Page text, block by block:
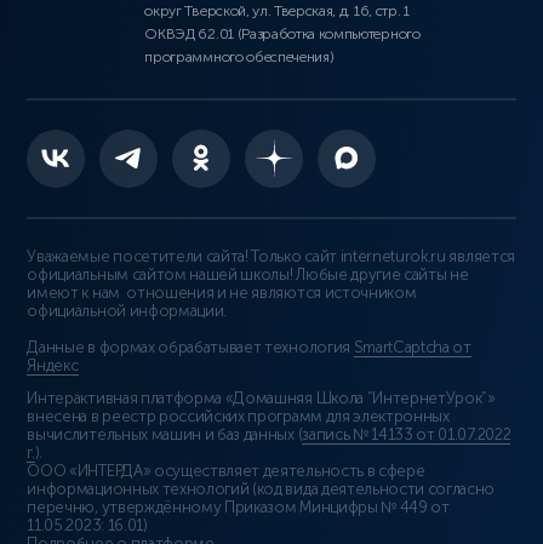
округ Тверской, ул. Тверская, д. 16, стр. 1
ОКВЭД 62.01 (Разработка компьютерного
программного обеспечения)
Уважаемые посетители сайта! Только сайт interneturok.ru является
официальным сайтом нашей школы! Любые другие сайты не
имеют к нам отношения и не являются источником
официальной информации.
Данные в формах обрабатывает технология SmartCaptcha от
Яндекс
Интерактивная платформа «Домашняя Школа “ИнтернетУрок”»
внесена в реестр российских программ для электронных
вычислительных машин и баз данных (запись № 14133 от 01.07.2022
г. ).
ООО «ИНТЕРДА» осуществляет деятельность в сфере
информационных технологий (код вида деятельности согласно
перечню, утверждённому Приказом Минцифры № 449 от
11.05.2023: 16.01)